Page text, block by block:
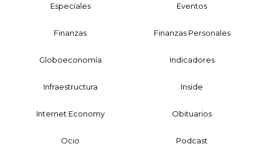
Especiales Eventos
Finanzas Finanzas Personales
Globoeconomía Indicadores
Infraestructura Inside
Internet Economy Obituarios
Ocio Podcast